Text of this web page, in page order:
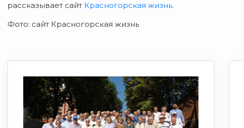
рассказывает сайт Красногорская жизнь.
Фото: сайт Красногорская жизнь